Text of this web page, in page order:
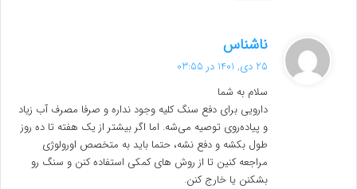
ناشناس
ف
:
25 دی, 1401 در 03:55
سلام به شما
دارویی برای دفع سنگ کلیه وجود نداره و صرفا مصرف آب زیاد
و پیاده‌روی توصیه می‌شه. اما اگر بیشتر از یک هفته تا ده روز
طول بکشه و دفع نشه، حتما باید به متخصص اورولوژی
مراجعه کنین تا از روش های کمکی استفاده کنن و سنگ رو
بشکنن یا خارج کنن.